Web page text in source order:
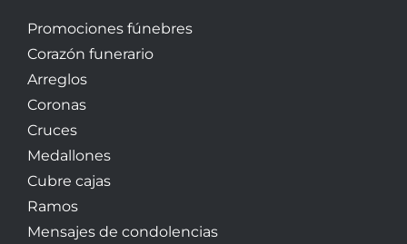
Promociones fúnebres
Corazón funerario
Arreglos
Coronas
Cruces
Medallones
Cubre cajas
Ramos
Mensajes de condolencias